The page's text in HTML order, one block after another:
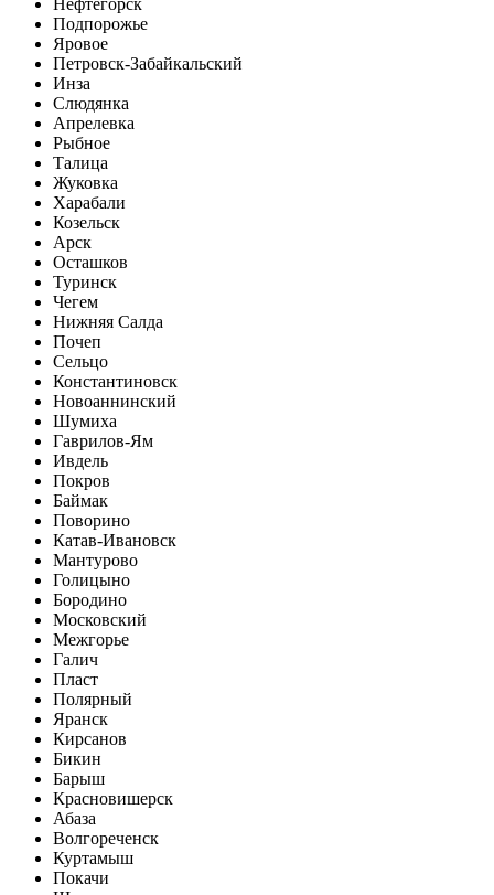
Нефтегорск
Подпорожье
Яровое
Петровск-Забайкальский
Инза
Слюдянка
Апрелевка
Рыбное
Талица
Жуковка
Харабали
Козельск
Арск
Осташков
Туринск
Чегем
Нижняя Салда
Почеп
Сельцо
Константиновск
Новоаннинский
Шумиха
Гаврилов-Ям
Ивдель
Покров
Баймак
Поворино
Катав-Ивановск
Мантурово
Голицыно
Бородино
Московский
Межгорье
Галич
Пласт
Полярный
Яранск
Кирсанов
Бикин
Барыш
Красновишерск
Абаза
Волгореченск
Куртамыш
Покачи